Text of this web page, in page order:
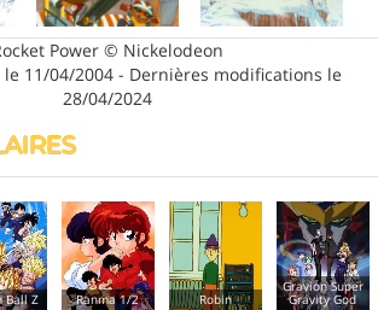
Power © Nickelodeon
11/04/2004 - Dernières modifications le
28/04/2024
Ranma 1/2 Robin
Gravion Super
Gravity God